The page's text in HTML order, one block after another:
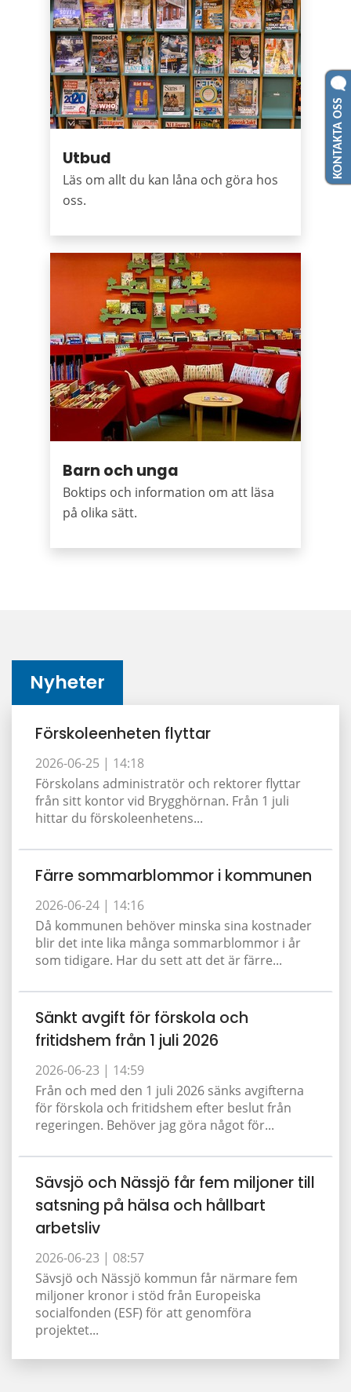
Utbud
Läs om allt du kan låna och göra hos
oss.
Barn och unga
Boktips och information om att läsa
på olika sätt.
Nyheter
Förskoleenheten flyttar
2026-06-25 | 14:18
Förskolans administratör och rektorer flyttar
från sitt kontor vid Brygghörnan. Från 1 juli
hittar du förskoleenhetens...
Färre sommarblommor i kommunen
2026-06-24 | 14:16
Då kommunen behöver minska sina kostnader
blir det inte lika många sommarblommor i år
som tidigare. Har du sett att det är färre...
Sänkt avgift för förskola och
fritidshem från 1 juli 2026
2026-06-23 | 14:59
Från och med den 1 juli 2026 sänks avgifterna
för förskola och fritidshem efter beslut från
regeringen. Behöver jag göra något för...
Sävsjö och Nässjö får fem miljoner till
satsning på hälsa och hållbart
arbetsliv
2026-06-23 | 08:57
Sävsjö och Nässjö kommun får närmare fem
miljoner kronor i stöd från Europeiska
socialfonden (ESF) för att genomföra
projektet...
KONTAKTA OSS